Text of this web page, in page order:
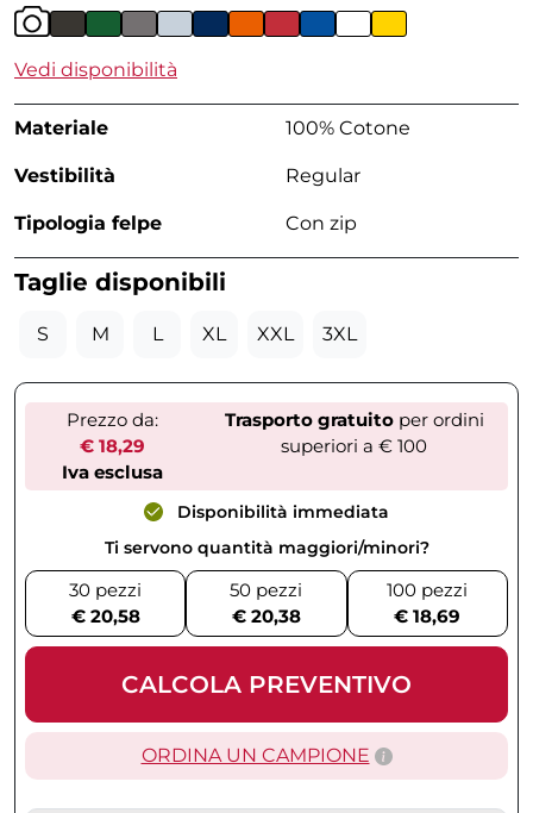
Vedi disponibilità
Materiale 100% Cotone
Vestibilità Regular
Tipologia felpe Con zip
Taglie disponibili
S M L XL XXL 3XL
Prezzo da:
€ 18,29
Iva esclusa
Trasporto gratuitoper ordini
superiori a € 100
Disponibilità immediata
Ti servono quantità maggiori/minori?
30 pezzi
€ 20,58
50 pezzi
€ 20,38
100 pezzi
€ 18,69
CALCOLA PREVENTIVO
ORDINA UN CAMPIONE